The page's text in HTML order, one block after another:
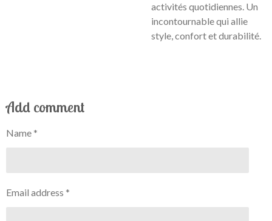
activités quotidiennes. Un
incontournable qui allie
style, confort et durabilité.
Add comment
Name *
Email address *